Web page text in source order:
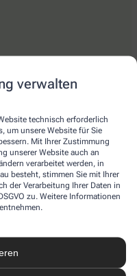
verwalten
technisch erforderlich
um unsere Website für Sie
Mit Ihrer Zustimmung
unserer Website auch an
verarbeitet werden, in
besteht, stimmen Sie mit Ihrer
der Verarbeitung Ihrer Daten in
zu. Weitere Informationen
entnehmen.
Ihrer Apotheke vor Ort.